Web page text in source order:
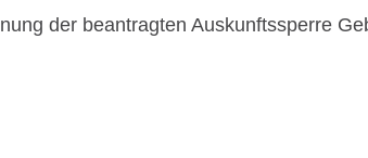
der beantragten Auskunftssperre